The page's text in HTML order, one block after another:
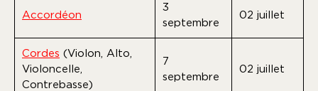
Accordéon
3
septembre
02 juillet
Cordes (Violon, Alto,
Violoncelle,
Contrebasse)
7
septembre
02 juillet